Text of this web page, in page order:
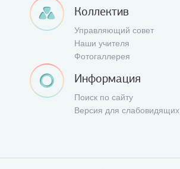
Коллектив
Управляющий совет
Наши учителя
Фотогаллерея
Информация
Поиск по сайту
Версия для слабовидящих